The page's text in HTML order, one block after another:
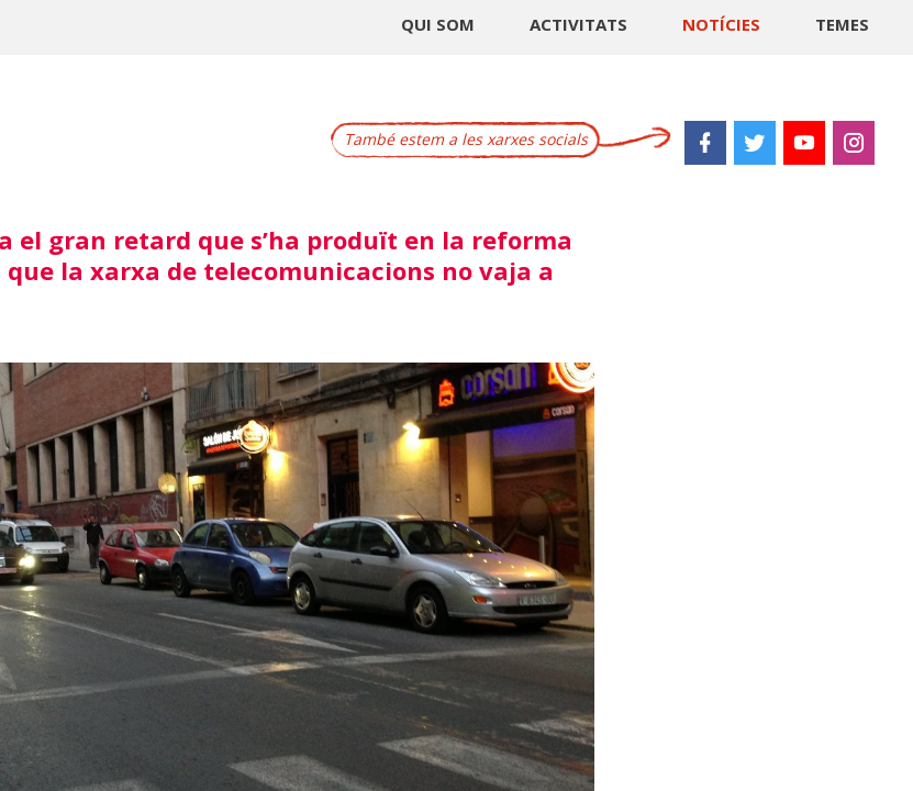
QUI SOM ACTIVITATS NOTÍCIES TEMES
També estem a les xarxes socials
el gran retard que s’ha produït en la reforma
que la xarxa de telecomunicacions no vaja a